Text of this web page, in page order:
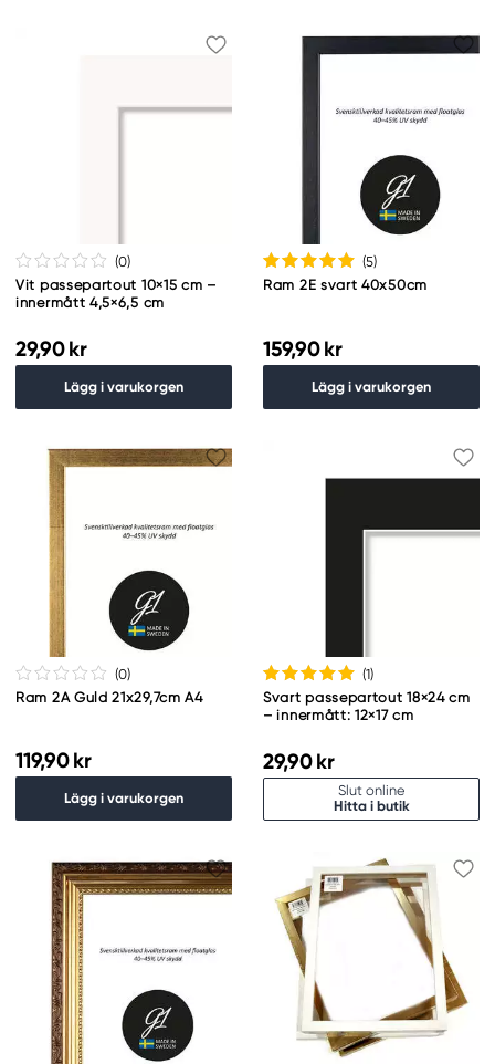
(0)
Vit passepartout 10×15 cm –
innermått 4,5×6,5 cm
29,90 kr
Lägg i varukorgen
(5)
Ram 2E svart 40x50cm
159,90 kr
Lägg i varukorgen
(0)
Ram 2A Guld 21x29,7cm A4
119,90 kr
Lägg i varukorgen
(1)
Svart passepartout 18×24 cm
– innermått: 12×17 cm
29,90 kr
Slut online
Hitta i butik